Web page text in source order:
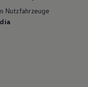
Nutzfahrzeuge